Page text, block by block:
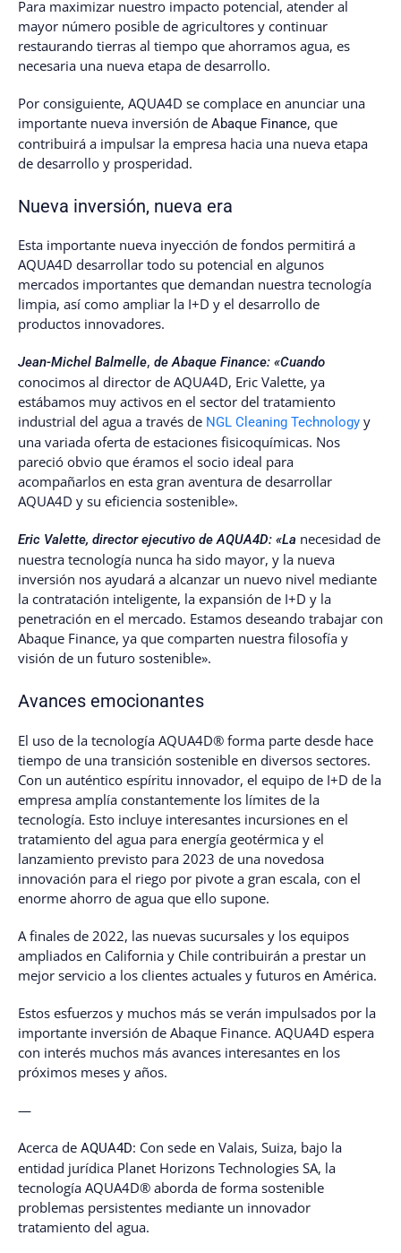
Para maximizar nuestro impacto potencial, atender al
mayor número posible de agricultores y continuar
restaurando tierras al tiempo que ahorramos agua, es
necesaria una nueva etapa de desarrollo.
Por consiguiente, AQUA4D se complace en anunciar una
importante nueva inversión de Abaque Finance, que
contribuirá a impulsar la empresa hacia una nueva etapa
de desarrollo y prosperidad.
Nueva inversión, nueva era
Esta importante nueva inyección de fondos permitirá a
AQUA4D desarrollar todo su potencial en algunos
mercados importantes que demandan nuestra tecnología
limpia, así como ampliar la I+D y el desarrollo de
productos innovadores.
Jean-Michel Balmelle, de Abaque Finance: «Cuando
conocimos al director de AQUA4D, Eric Valette, ya
estábamos muy activos en el sector del tratamiento
industrial del agua a través de NGL Cleaning Technology y
una variada oferta de estaciones fisicoquímicas. Nos
pareció obvio que éramos el socio ideal para
acompañarlos en esta gran aventura de desarrollar
AQUA4D y su eficiencia sostenible».
Eric Valette, director ejecutivo de AQUA4D: «La necesidad de
nuestra tecnología nunca ha sido mayor, y la nueva
inversión nos ayudará a alcanzar un nuevo nivel mediante
la contratación inteligente, la expansión de I+D y la
penetración en el mercado. Estamos deseando trabajar con
Abaque Finance, ya que comparten nuestra filosofía y
visión de un futuro sostenible».
Avances emocionantes
El uso de la tecnología AQUA4D® forma parte desde hace
tiempo de una transición sostenible en diversos sectores.
Con un auténtico espíritu innovador, el equipo de I+D de la
empresa amplía constantemente los límites de la
tecnología. Esto incluye interesantes incursiones en el
tratamiento del agua para energía geotérmica y el
lanzamiento previsto para 2023 de una novedosa
innovación para el riego por pivote a gran escala, con el
enorme ahorro de agua que ello supone.
A finales de 2022, las nuevas sucursales y los equipos
ampliados en California y Chile contribuirán a prestar un
mejor servicio a los clientes actuales y futuros en América.
Estos esfuerzos y muchos más se verán impulsados por la
importante inversión de Abaque Finance. AQUA4D espera
con interés muchos más avances interesantes en los
próximos meses y años.
—
Acerca de AQUA4D: Con sede en Valais, Suiza, bajo la
entidad jurídica Planet Horizons Technologies SA, la
tecnología AQUA4D® aborda de forma sostenible
problemas persistentes mediante un innovador
tratamiento del agua.